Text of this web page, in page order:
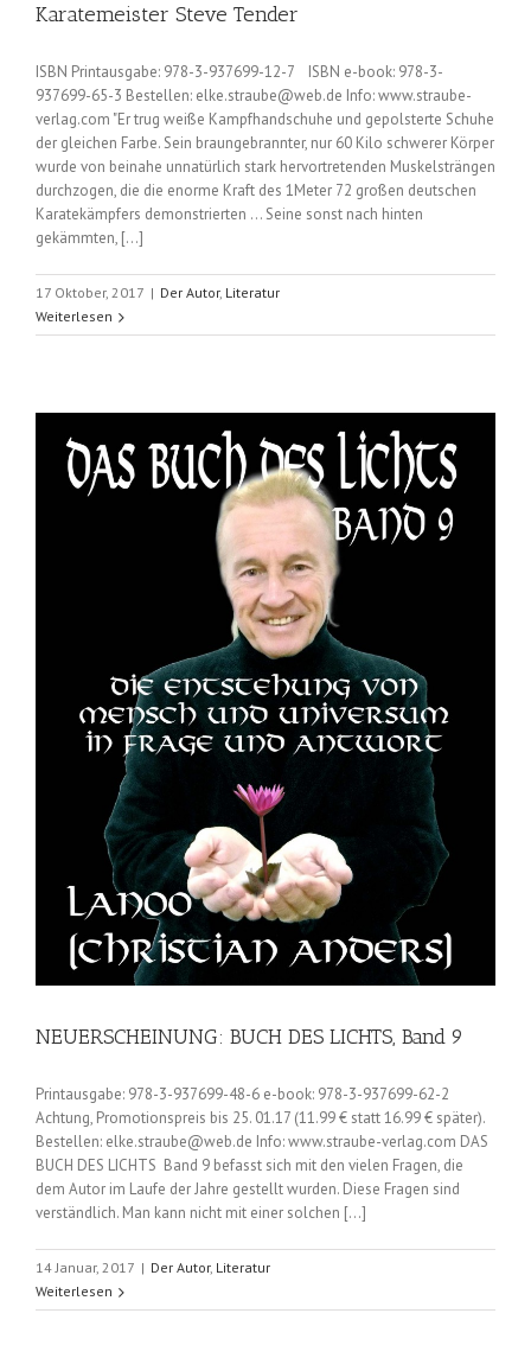
Karatemeister Steve Tender
ISBN Printausgabe: 978-3-937699-12-7 ISBN e-book: 978-3-
937699-65-3 Bestellen: elke.straube@web.de Info: www.straube-
verlag.com "Er trug weiße Kampfhandschuhe und gepolsterte Schuhe
der gleichen Farbe. Sein braungebrannter, nur 60 Kilo schwerer Körper
wurde von beinahe unnatürlich stark hervortretenden Muskelsträngen
durchzogen, die die enorme Kraft des 1Meter 72 großen deutschen
Karatekämpfers demonstrierten … Seine sonst nach hinten
gekämmten, [...]
17 Oktober, 2017 | Der Autor, Literatur
Weiterlesen
NEUERSCHEINUNG: BUCH DES LICHTS, Band 9
Printausgabe: 978-3-937699-48-6 e-book: 978-3-937699-62-2
Achtung, Promotionspreis bis 25. 01.17 (11.99 € statt 16.99 € später).
Bestellen: elke.straube@web.de Info: www.straube-verlag.com DAS
BUCH DES LICHTS Band 9 befasst sich mit den vielen Fragen, die
dem Autor im Laufe der Jahre gestellt wurden. Diese Fragen sind
verständlich. Man kann nicht mit einer solchen [...]
14 Januar, 2017 | Der Autor, Literatur
Weiterlesen